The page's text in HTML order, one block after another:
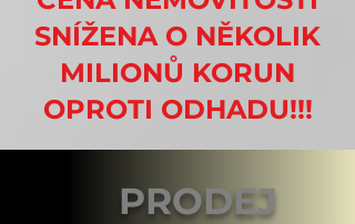
SNÍŽENA O NĚKOLIK
MILIONŮ KORUN
OPROTI ODHADU!!!
PRODEJ